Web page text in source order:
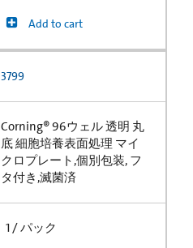
Add to cart
3799
Corning® 96ウェル 透明 丸
底 細胞培養表面処理 マイ
クロプレート,個別包装, フ
タ付き,滅菌済
1 / パック